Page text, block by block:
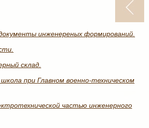
инженереных формирований.
склад.
при Главном военно-техническом
частью инженерного